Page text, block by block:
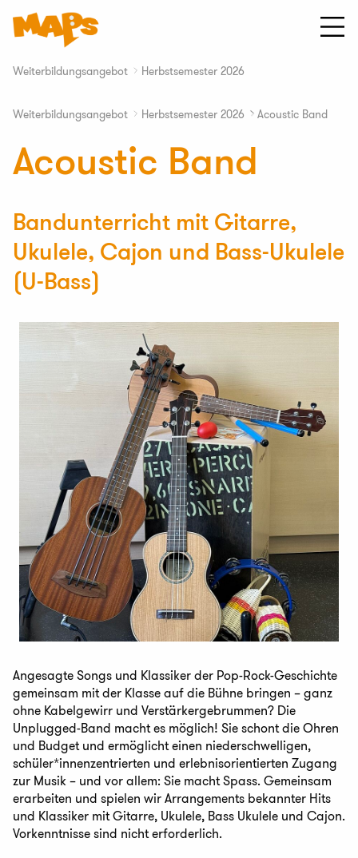
Inhalt
springen
Startseite
MAPS
Primarschulen
Weiterbildungsangebot ∟ Herbstsemester 2026
Weiterbildungsangebot ∟ Herbstsemester 2026 ∟ Acoustic Band
Acoustic Band
Bandunterricht mit Gitarre,
Ukulele, Cajon und Bass-Ukulele
(U-Bass)
Angesagte Songs und Klassiker der Pop-Rock-Geschichte
gemeinsam mit der Klasse auf die Bühne bringen – ganz
ohne Kabelgewirr und Verstärkergebrummen? Die
Unplugged-Band macht es möglich! Sie schont die Ohren
und Budget und ermöglicht einen niederschwelligen,
schüler*innenzentrierten und erlebnisorientierten Zugang
zur Musik – und vor allem: Sie macht Spass. Gemeinsam
erarbeiten und spielen wir Arrangements bekannter Hits
und Klassiker mit Gitarre, Ukulele, Bass Ukulele und Cajon.
Vorkenntnisse sind nicht erforderlich.